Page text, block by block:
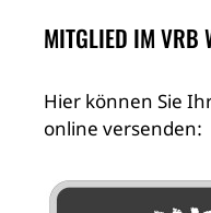
MITGLIED IM VRB
Hier können Sie
online versenden: